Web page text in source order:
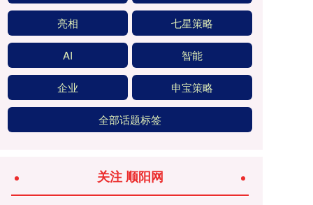
亮相 七星策略
AI 智能
企业 申宝策略
全部话题标签
关注 顺阳网